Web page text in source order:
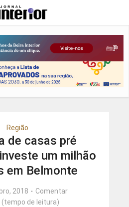
Região
de casas pré
um milhão
em Belmonte
2018
Comentar
(tempo de leitura)